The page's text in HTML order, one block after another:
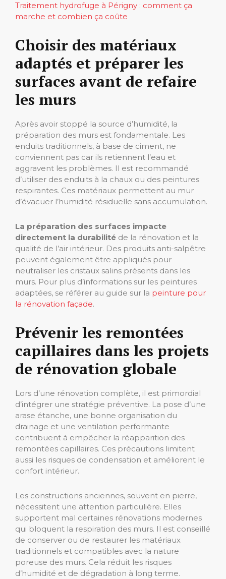
Traitement hydrofuge à Périgny : comment ça
marche et combien ça coûte
Choisir des matériaux
adaptés et préparer les
surfaces avant de refaire
les murs
Après avoir stoppé la source d’humidité, la
préparation des murs est fondamentale. Les
enduits traditionnels, à base de ciment, ne
conviennent pas car ils retiennent l’eau et
aggravent les problèmes. Il est recommandé
d’utiliser des enduits à la chaux ou des peintures
respirantes. Ces matériaux permettent au mur
d’évacuer l’humidité résiduelle sans accumulation.
La préparation des surfaces impacte
directement la durabilité de la rénovation et la
qualité de l’air intérieur. Des produits anti-salpêtre
peuvent également être appliqués pour
neutraliser les cristaux salins présents dans les
murs. Pour plus d’informations sur les peintures
adaptées, se référer au guide sur la peinture pour
la rénovation façade.
Prévenir les remontées
capillaires dans les projets
de rénovation globale
Lors d’une rénovation complète, il est primordial
d’intégrer une stratégie préventive. La pose d’une
arase étanche, une bonne organisation du
drainage et une ventilation performante
contribuent à empêcher la réapparition des
remontées capillaires. Ces précautions limitent
aussi les risques de condensation et améliorent le
confort intérieur.
Les constructions anciennes, souvent en pierre,
nécessitent une attention particulière. Elles
supportent mal certaines rénovations modernes
qui bloquent la respiration des murs. Il est conseillé
de conserver ou de restaurer les matériaux
traditionnels et compatibles avec la nature
poreuse des murs. Cela réduit les risques
d’humidité et de dégradation à long terme.